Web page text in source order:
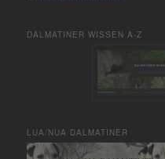
DALMATINER WISSEN A-Z
LUA/NUA DALMATINER